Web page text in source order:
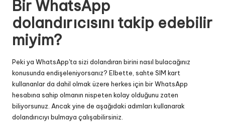
Bir WhatsApp
dolandırıcısını takip edebilir
miyim?
Peki ya WhatsApp'ta sizi dolandıran birini nasıl bulacağınız
konusunda endişeleniyorsanız? Elbette, sahte SIM kart
kullananlar da dahil olmak üzere herkes için bir WhatsApp
hesabına sahip olmanın nispeten kolay olduğunu zaten
biliyorsunuz. Ancak yine de aşağıdaki adımları kullanarak
dolandırıcıyı bulmaya çalışabilirsiniz.